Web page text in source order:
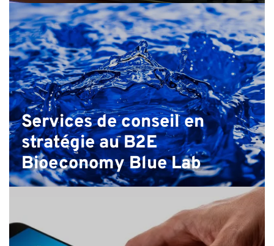
Services de conseil en
stratégie au B2E
Bioeconomy Blue Lab